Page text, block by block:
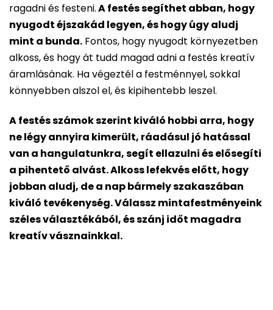
ragadni és festeni.A festés segíthet abban, hogy
nyugodt éjszakád legyen, és hogy úgy aludj
mint a bunda. Fontos, hogy nyugodt környezetben
alkoss, és hogy át tudd magad adni a festés kreatív
áramlásának. Ha végeztél a festménnyel, sokkal
könnyebben alszol el, és kipihentebb leszel.
A festés számok szerint kiváló hobbi arra, hogy
ne légy annyira kimerült, ráadásul jó hatással
van a hangulatunkra, segít ellazulni és elősegíti
a pihentető alvást. Alkoss lefekvés előtt, hogy
jobban aludj, de a nap bármely szakaszában
kiváló tevékenység. Válassz mintafestményeink
széles választékából, és szánj időt magadra
kreatív vásznainkkal.